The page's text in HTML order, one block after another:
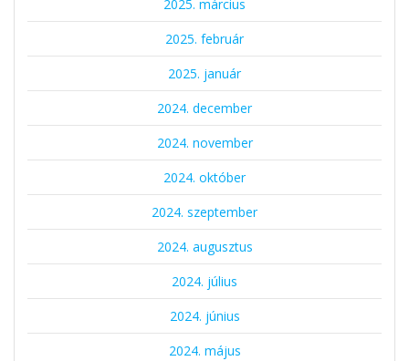
2025. március
2025. február
2025. január
2024. december
2024. november
2024. október
2024. szeptember
2024. augusztus
2024. július
2024. június
2024. május